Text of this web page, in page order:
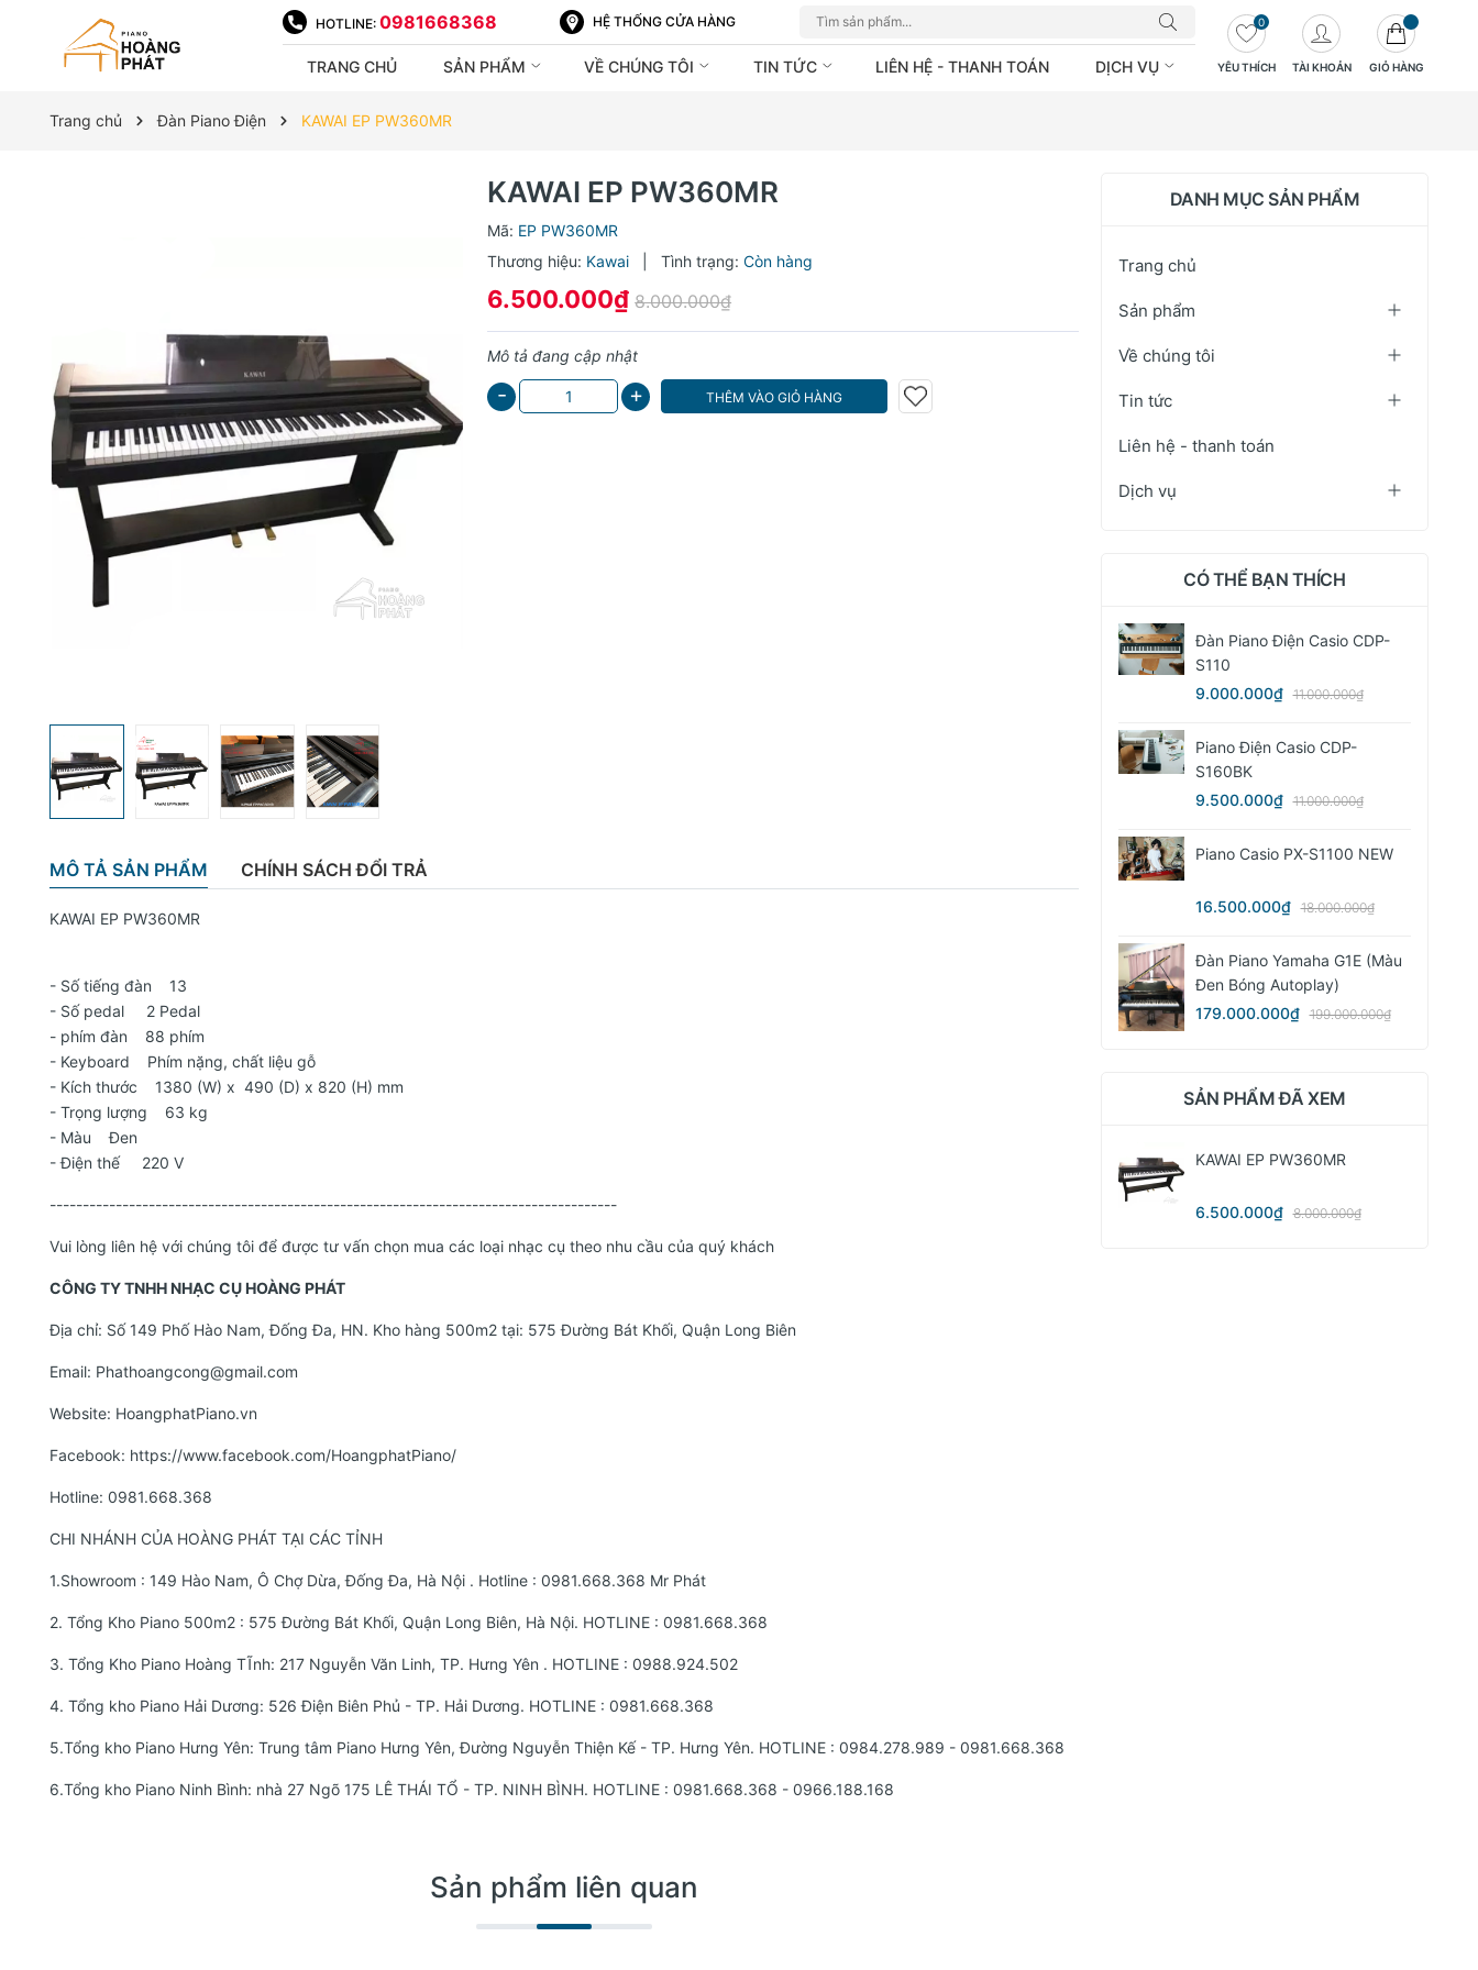
HOTLINE: 0981668368 HỆ THỐNG CỬA HÀNG
TRANG CHỦ SẢN PHẨM VỀ CHÚNG TÔI TIN TỨC LIÊN HỆ - THANH TOÁN DỊCH VỤ YÊU THÍCH
0
TÀI KHOẢN GIỎ HÀNG
Trang chủ Đàn Piano Điện KAWAI EP PW360MR
KAWAI EP PW360MR
Mã: EP PW360MR
Thương hiệu: Kawai Tình trạng: Còn hàng
6.500.000₫ 8.000.000₫
Mô tả đang cập nhật
- + THÊM VÀO GIỎ HÀNG
MÔ TẢ SẢN PHẨM CHÍNH SÁCH ĐỔI TRẢ
KAWAI EP PW360MR
- Số tiếng đàn 13
- Số pedal 2 Pedal
- phím đàn 88 phím
- Keyboard Phím nặng, chất liệu gỗ
- Kích thước 1380 (W) x 490 (D) x 820 (H) mm
- Trọng lượng 63 kg
- Màu Đen
- Điện thế 220 V
--------------------------------------------------------------------------------------
Vui lòng liên hệ với chúng tôi để được tư vấn chọn mua các loại nhạc cụ theo nhu cầu của quý khách
CÔNG TY TNHH NHẠC CỤ HOÀNG PHÁT
Địa chỉ: Số 149 Phố Hào Nam, Đống Đa, HN. Kho hàng 500m2 tại: 575 Đường Bát Khối, Quận Long Biên
Email: Phathoangcong@gmail.com
Website: HoangphatPiano.vn
Facebook: https://www.facebook.com/HoangphatPiano/
Hotline: 0981.668.368
CHI NHÁNH CỦA HOÀNG PHÁT TẠI CÁC TỈNH
1.Showroom : 149 Hào Nam, Ô Chợ Dừa, Đống Đa, Hà Nội . Hotline : 0981.668.368 Mr Phát
2. Tổng Kho Piano 500m2 : 575 Đường Bát Khối, Quận Long Biên, Hà Nội. HOTLINE : 0981.668.368
3. Tổng Kho Piano Hoàng TĨnh: 217 Nguyễn Văn Linh, TP. Hưng Yên . HOTLINE : 0988.924.502
4. Tổng kho Piano Hải Dương: 526 Điện Biên Phủ - TP. Hải Dương. HOTLINE : 0981.668.368
5.Tổng kho Piano Hưng Yên: Trung tâm Piano Hưng Yên, Đường Nguyễn Thiện Kế - TP. Hưng Yên. HOTLINE : 0984.278.989 - 0981.668.368
6.Tổng kho Piano Ninh Bình: nhà 27 Ngõ 175 LÊ THÁI TỔ - TP. NINH BÌNH. HOTLINE : 0981.668.368 - 0966.188.168
Sản phẩm liên quan
DANH MỤC SẢN PHẨM
Trang chủ
Sản phẩm
Về chúng tôi
Tin tức
Liên hệ - thanh toán
Dịch vụ
CÓ THỂ BẠN THÍCH
Đàn Piano Điện Casio CDP-
S110
9.000.000₫ 11.000.000₫
Piano Điện Casio CDP-
S160BK
9.500.000₫ 11.000.000₫
Piano Casio PX-S1100 NEW
16.500.000₫ 18.000.000₫
Đàn Piano Yamaha G1E (màu
Đen Bóng Autoplay)
179.000.000₫ 199.000.000₫
SẢN PHẨM ĐÃ XEM
KAWAI EP PW360MR
6.500.000₫ 8.000.000₫